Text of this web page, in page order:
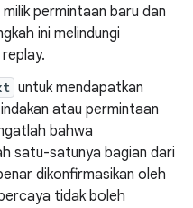
permintaan baru dan
ini melindungi
untuk mendapatkan
atau permintaan
bahwa
satu-satunya bagian dari
dikonfirmasikan oleh
tidak boleh